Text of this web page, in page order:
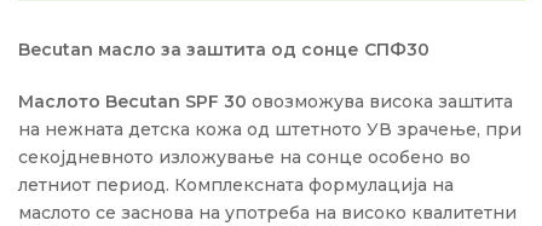
Becutan масло за заштита од сонце СПФ30
Маслото Becutan SPF 30 овозможува висока заштита
на нежната детска кожа од штетното УВ зрачење, при
секојдневното изложување на сонце особено во
летниот период. Комплексната формулација на
маслото се заснова на употреба на високо квалитетни